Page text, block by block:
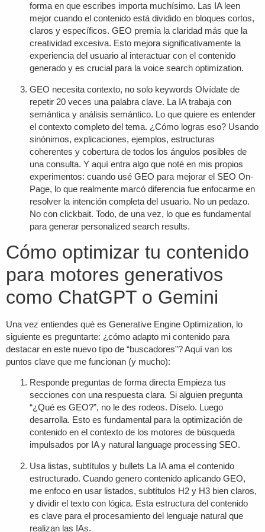
forma en que escribes importa muchísimo. Las IA leen
mejor cuando el contenido está dividido en bloques cortos,
claros y específicos. GEO premia la claridad más que la
creatividad excesiva. Esto mejora significativamente la
experiencia del usuario al interactuar con el contenido
generado y es crucial para la voice search optimization.
GEO necesita contexto, no solo keywords Olvídate de
repetir 20 veces una palabra clave. La IA trabaja con
semántica y análisis semántico. Lo que quiere es entender
el contexto completo del tema. ¿Cómo logras eso? Usando
sinónimos, explicaciones, ejemplos, estructuras
coherentes y cobertura de todos los ángulos posibles de
una consulta. Y aquí entra algo que noté en mis propios
experimentos: cuando usé GEO para mejorar el SEO On-
Page, lo que realmente marcó diferencia fue enfocarme en
resolver la intención completa del usuario. No un pedazo.
No con clickbait. Todo, de una vez, lo que es fundamental
para generar personalized search results.
Cómo optimizar tu contenido
para motores generativos
como ChatGPT o Gemini
Una vez entiendes qué es Generative Engine Optimization, lo
siguiente es preguntarte: ¿cómo adapto mi contenido para
destacar en este nuevo tipo de “buscadores”? Aquí van los
puntos clave que me funcionan (y mucho):
Responde preguntas de forma directa Empieza tus
secciones con una respuesta clara. Si alguien pregunta
“¿Qué es GEO?”, no le des rodeos. Díselo. Luego
desarrolla. Esto es fundamental para la optimización de
contenido en el contexto de los motores de búsqueda
impulsados por IA y natural language processing SEO.
Usa listas, subtítulos y bullets La IA ama el contenido
estructurado. Cuando genero contenido aplicando GEO,
me enfoco en usar listados, subtítulos H2 y H3 bien claros,
y dividir el texto con lógica. Esta estructura del contenido
es clave para el procesamiento del lenguaje natural que
realizan las IAs.